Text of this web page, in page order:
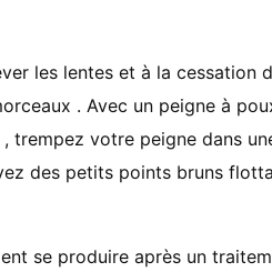
les lentes et à la cessation
. Avec un peigne à
trempez votre peigne dans
des petits points bruns
se produire après un